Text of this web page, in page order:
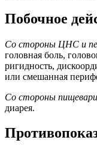
Побочное
Со стороны ЦНС и
головная боль,
ригидность,
или смешанная
Со стороны
диарея.